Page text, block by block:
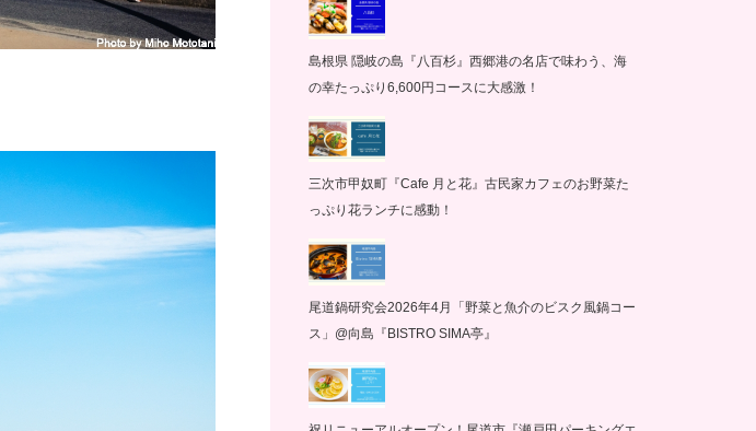
島根県 隠岐の島『八百杉』西郷港の名店で味わう、海
の幸たっぷり6,600円コースに大感激！
三次市甲奴町『Cafe 月と花』古民家カフェのお野菜た
っぷり花ランチに感動！
尾道鍋研究会2026年4月「野菜と魚介のビスク風鍋コー
ス」@向島『BISTRO SIMA亭』